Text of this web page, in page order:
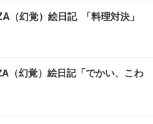
（幻覚）絵日記 「料理対決」
（幻覚）絵日記「でかい、こわ